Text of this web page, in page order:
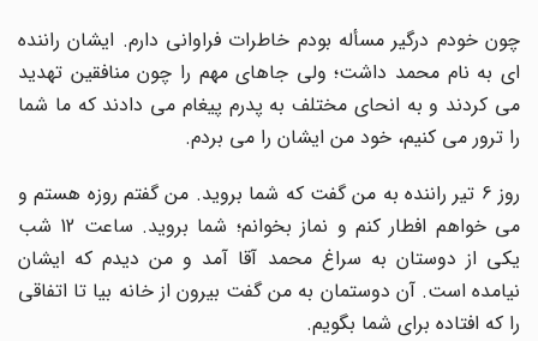
چون خودم درگیر مسأله بودم خاطرات فراوانی دارم. ایشان راننده
ای به نام محمد داشت؛ ولی جاهای مهم را چون منافقین تهدید
می کردند و به انحای مختلف به پدرم پیغام می دادند که ما شما
را ترور می کنیم، خود من ایشان را می بردم.
روز 6 تیر راننده به من گفت که شما بروید. من گفتم روزه هستم و
می خواهم افطار کنم و نماز بخوانم؛ شما بروید. ساعت 12 شب
یکی از دوستان به سراغ محمد آقا آمد و من دیدم که ایشان
نیامده است. آن دوستمان به من گفت بیرون از خانه بیا تا اتفاقی
را که افتاده برای شما بگویم.